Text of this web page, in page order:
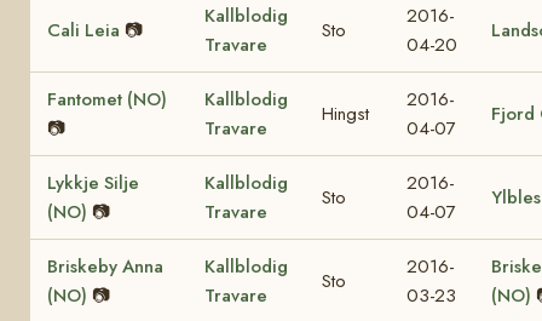
Cali Leia 📷
Kallblodig
Travare
Sto
2016-
04-20
Fantomet (NO)
📷
Kallblodig
Travare
Hingst
2016-
04-07
Fjord
Lykkje Silje
(NO) 📷
Kallblodig
Travare
Sto
2016-
04-07
Briskeby Anna
(NO) 📷
Kallblodig
Travare
Sto
2016-
03-23
(NO)